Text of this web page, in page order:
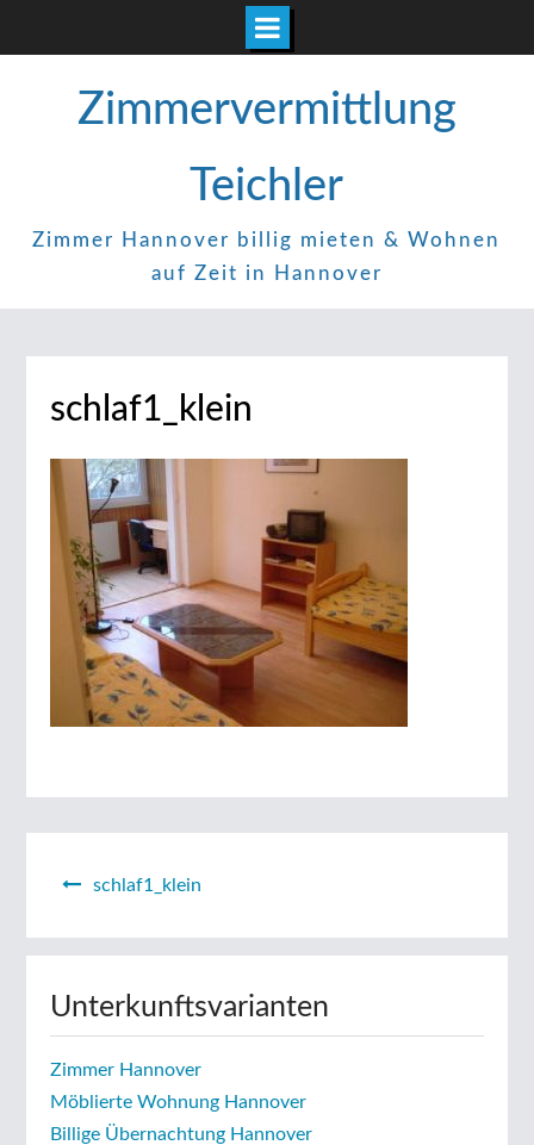
Zimmervermittlung
Teichler
Zimmer Hannover billig mieten & Wohnen
auf Zeit in Hannover
schlaf1_klein
Beitragsnavigation
schlaf1_klein
Unterkunftsvarianten
Zimmer Hannover
Möblierte Wohnung Hannover
Billige Übernachtung Hannover